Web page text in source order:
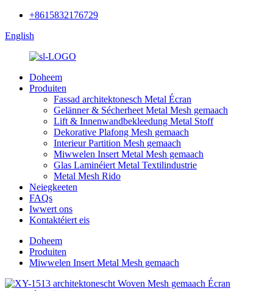
+8615832176729
English
Doheem
Produiten
Fassad architektonesch Metal Écran
Gelänner & Sécherheet Metal Mesh gemaach
Lift & Innenwandbekleedung Metal Stoff
Dekorative Plafong Mesh gemaach
Interieur Partition Mesh gemaach
Miwwelen Insert Metal Mesh gemaach
Glas Laminéiert Metal Textilindustrie
Metal Mesh Rido
Neiegkeeten
FAQs
Iwwert ons
Kontaktéiert eis
Doheem
Produiten
Miwwelen Insert Metal Mesh gemaach